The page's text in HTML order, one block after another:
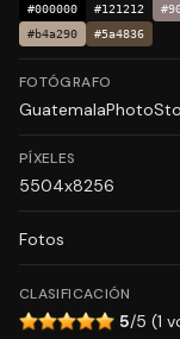
#000000 #121212
#b4a290
#5a4836
FOTÓGRAFO
PÍXELES
5504x8256
Fotos
CLASIFICACIÓN
5/5 (1